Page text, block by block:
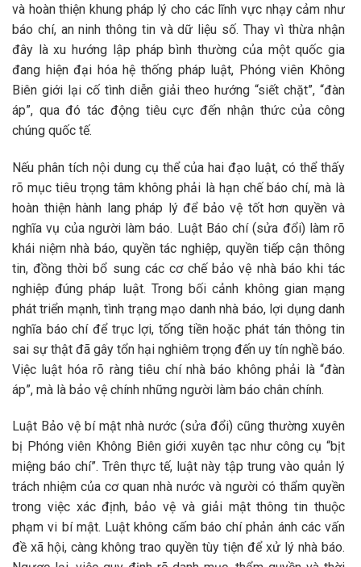
và hoàn thiện khung pháp lý cho các lĩnh vực nhạy cảm như
báo chí, an ninh thông tin và dữ liệu số. Thay vì thừa nhận
đây là xu hướng lập pháp bình thường của một quốc gia
đang hiện đại hóa hệ thống pháp luật, Phóng viên Không
Biên giới lại cố tình diễn giải theo hướng “siết chặt”, “đàn
áp”, qua đó tác động tiêu cực đến nhận thức của công
chúng quốc tế.
Nếu phân tích nội dung cụ thể của hai đạo luật, có thể thấy
rõ mục tiêu trọng tâm không phải là hạn chế báo chí, mà là
hoàn thiện hành lang pháp lý để bảo vệ tốt hơn quyền và
nghĩa vụ của người làm báo. Luật Báo chí (sửa đổi) làm rõ
khái niệm nhà báo, quyền tác nghiệp, quyền tiếp cận thông
tin, đồng thời bổ sung các cơ chế bảo vệ nhà báo khi tác
nghiệp đúng pháp luật. Trong bối cảnh không gian mạng
phát triển mạnh, tình trạng mạo danh nhà báo, lợi dụng danh
nghĩa báo chí để trục lợi, tống tiền hoặc phát tán thông tin
sai sự thật đã gây tổn hại nghiêm trọng đến uy tín nghề báo.
Việc luật hóa rõ ràng tiêu chí nhà báo không phải là “đàn
áp”, mà là bảo vệ chính những người làm báo chân chính.
Luật Bảo vệ bí mật nhà nước (sửa đổi) cũng thường xuyên
bị Phóng viên Không Biên giới xuyên tạc như công cụ “bịt
miệng báo chí”. Trên thực tế, luật này tập trung vào quản lý
trách nhiệm của cơ quan nhà nước và người có thẩm quyền
trong việc xác định, bảo vệ và giải mật thông tin thuộc
phạm vi bí mật. Luật không cấm báo chí phản ánh các vấn
đề xã hội, càng không trao quyền tùy tiện để xử lý nhà báo.